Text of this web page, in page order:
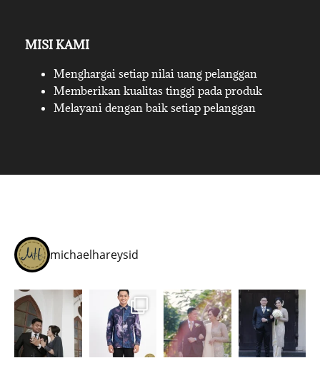
MISI KAMI
Menghargai setiap nilai uang pelanggan
Memberikan kualitas tinggi pada produk
Melayani dengan baik setiap pelanggan
michaelhareysid